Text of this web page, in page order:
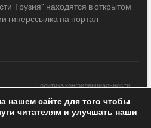
Грузия" находятся в открытом
гиперссылка на портал
Политика конфиденциальности
LTD © 2020 All Rights Reserved /
нашем сайте для того чтобы
читателям и улучшать наши